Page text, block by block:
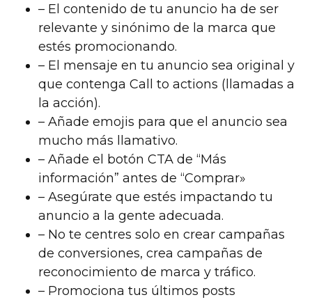
– El contenido de tu anuncio ha de ser
relevante y sinónimo de la marca que
estés promocionando.
– El mensaje en tu anuncio sea original y
que contenga Call to actions (llamadas a
la acción).
– Añade emojis para que el anuncio sea
mucho más llamativo.
– Añade el botón CTA de “Más
información” antes de “Comprar»
– Asegúrate que estés impactando tu
anuncio a la gente adecuada.
– No te centres solo en crear campañas
de conversiones, crea campañas de
reconocimiento de marca y tráfico.
– Promociona tus últimos posts